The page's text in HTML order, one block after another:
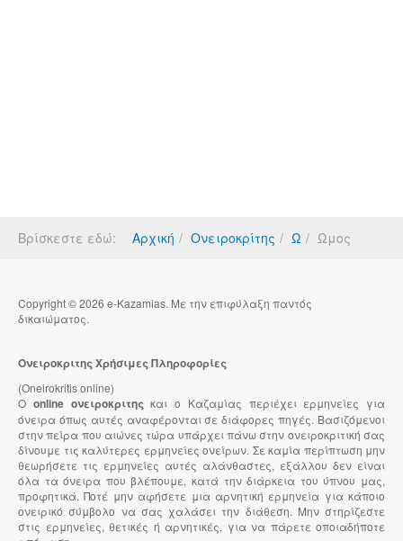
Βρίσκεστε εδώ: Αρχική Ονειροκρίτης Ω Ωμος
Copyright © 2026 e-Kazamias. Με την επιφύλαξη παντός
δικαιώματος.
Ονειροκριτης Χρήσιμες Πληροφορίες
(Oneirokritis online)
Ο online ονειροκριτηςκαι ο Καζαμίας περιέχει ερμηνείες για
όνειρα όπως αυτές αναφέρονται σε διάφορες πηγές. Βασιζόμενοι
στην πείρα που αιώνες τώρα υπάρχει πάνω στην ονειροκριτική σας
δίνουμε τις καλύτερες ερμηνείες ονείρων. Σε καμία περίπτωση μην
θεωρήσετε τις ερμηνείες αυτές αλάνθαστες, εξάλλου δεν είναι
όλα τα όνειρα που βλέπουμε, κατά την διάρκεια του ύπνου μας,
προφητικά. Ποτέ μην αφήσετε μια αρνητική ερμηνεία για κάποιο
ονειρικό σύμβολο να σας χαλάσει την διάθεση. Μην στηρίζεστε
στις ερμηνείες, θετικές ή αρνητικές, για να πάρετε οποιαδήποτε